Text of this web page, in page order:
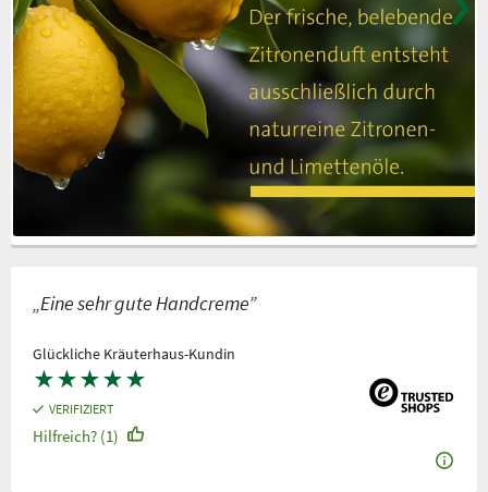
„Eine sehr gute Handcreme”
Glückliche Kräuterhaus-Kundin
★★★★★
VERIFIZIERT
Hilfreich? (1)